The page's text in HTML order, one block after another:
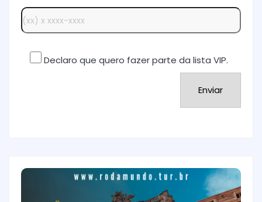
Declaro que quero fazer parte da lista VIP.